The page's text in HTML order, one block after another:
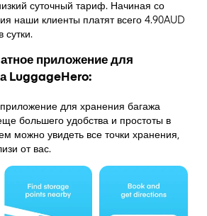
суточный тариф. Начиная со
наши клиенты платят всего 4.90AUD
сутки.
приложение для
LuggageHero:
для хранения багажа
большего удобства и простоты в
можно увидеть все точки хранения,
от вас.